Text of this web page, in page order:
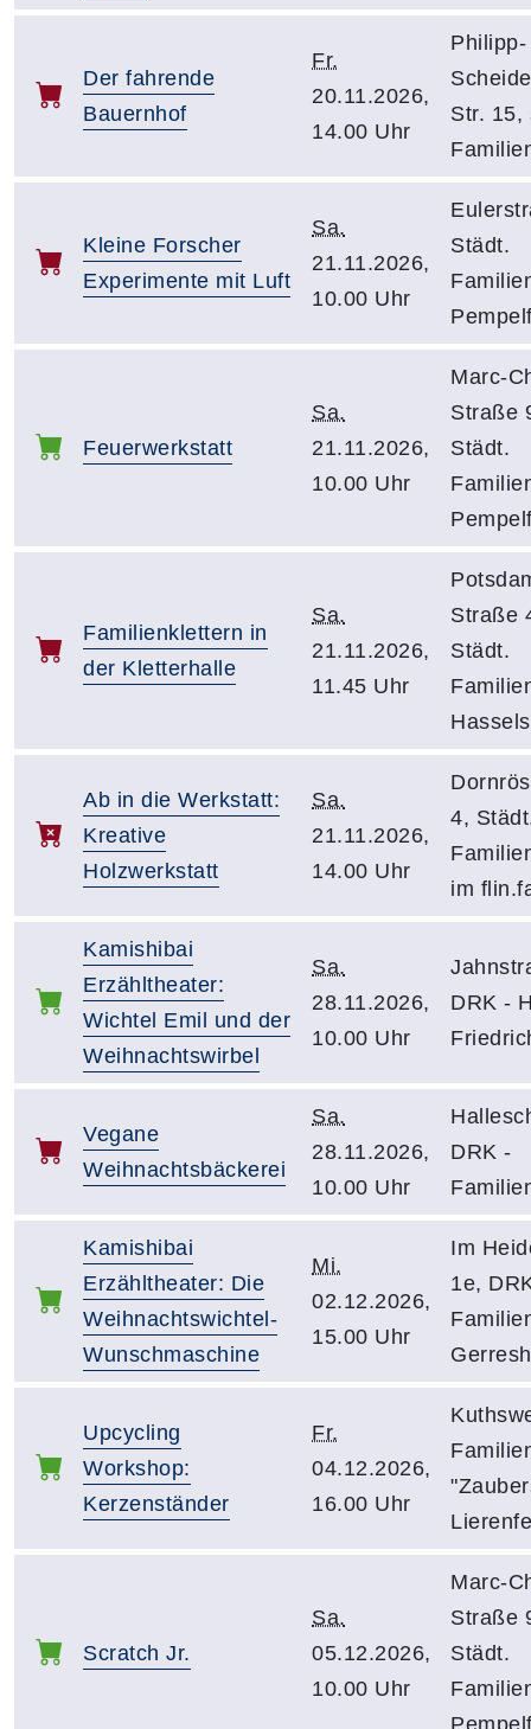
Der fahrende
Bauernhof
Fr.
20.11.2026,
14.00 Uhr
Philipp-
Str. 15,
Kleine Forscher
Experimente mit Luft
Sa.
21.11.2026,
10.00 Uhr
Städt.
Feuerwerkstatt
Sa.
21.11.2026,
10.00 Uhr
Marc-
Straße
Städt.
Familienklettern in
der Kletterhalle
Sa.
21.11.2026,
11.45 Uhr
Straße
Städt.
Hassels
Ab in die Werkstatt:
Kreative
Holzwerkstatt
Sa.
21.11.2026,
14.00 Uhr
4,
im
Kamishibai
Erzähltheater:
Wichtel Emil und der
Weihnachtswirbel
Sa.
28.11.2026,
10.00 Uhr
DRK -
Vegane
Weihnachtsbäckerei
Sa.
28.11.2026,
10.00 Uhr
DRK -
Kamishibai
Erzähltheater: Die
Weihnachtswichtel-
Wunschmaschine
Mi.
02.12.2026,
15.00 Uhr
Im
1e,
Upcycling
Workshop:
Kerzenständer
Fr.
04.12.2026,
16.00 Uhr
Scratch Jr.
Sa.
05.12.2026,
10.00 Uhr
Marc-
Straße
Städt.